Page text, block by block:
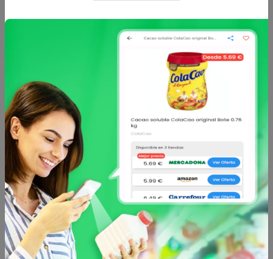
Steinburg
Cerveza shandy sabor
limón steinburg 12 latas
x...
desde4.32 €
Steinburg
Cerveza shandy
steinburg sabor limón 6
botellin...
desde3.6 €